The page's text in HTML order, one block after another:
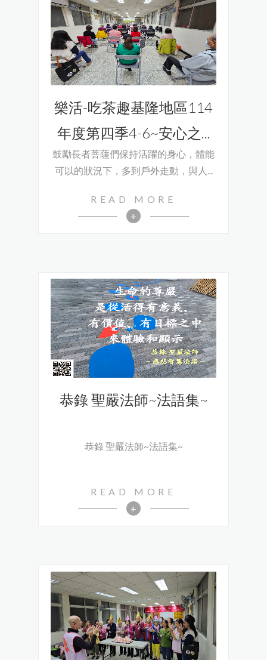
樂活-吃茶趣基隆地區114
年度第四季4-6~安心之...
鼓勵長者菩薩們保持活躍的身心，體能
可以的狀況下，多到戶外走動，與人...
READ MORE
+
恭錄 聖嚴法師~法語集~
恭錄 聖嚴法師~法語集~
READ MORE
+